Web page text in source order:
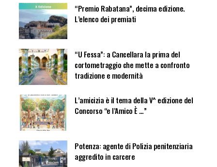
“Premio Rabatana”, decima edizione.
L’elenco dei premiati
“U Fessa”: a Cancellara la prima del
cortometraggio che mette a confronto
tradizione e modernità
L’amicizia è il tema della V^ edizione del
Concorso “e l’Amico È …”
Potenza: agente di Polizia penitenziaria
aggredito in carcere